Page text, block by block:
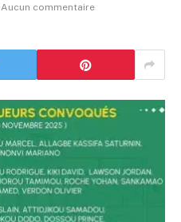
Aucun commentaire